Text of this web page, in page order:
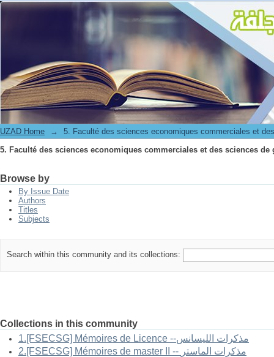
5. Faculté des sciences economiques commerciales et des sciences de
UZAD Home →
5. Faculté des sciences economiques commerciales et
5. Faculté des sciences economiques commerciales et des sciences de
Browse by
By Issue Date
Authors
Titles
Subjects
Search within this community and its collections:
Collections in this community
1.[FSECSG] Mémoires de Licence --مذكرات الليسانس
2.[FSECSG] Mémoires de master II -- مذكرات الماستر